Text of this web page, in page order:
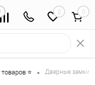
0
⭐ • Дверные замки